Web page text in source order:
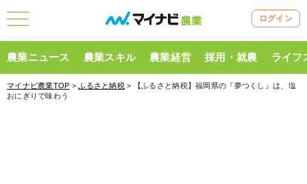
ログイン
農業ニュース 農業スキル 農業経営 採用・就農 ライフ
マイナビ農業TOP >ふるさと納税 > 【ふるさと納税】福岡県の『夢つくし』は、塩
おにぎりで味わう